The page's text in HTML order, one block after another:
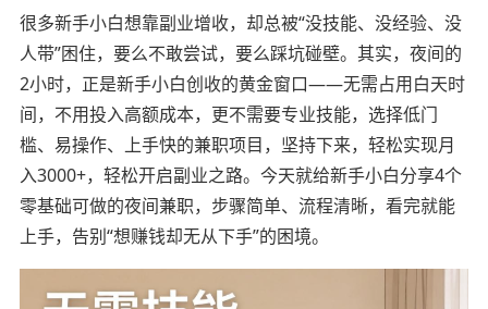
很多新手小白想靠副业增收，却总被“没技能、没经验、没
人带”困住，要么不敢尝试，要么踩坑碰壁。其实，夜间的
2小时，正是新手小白创收的黄金窗口——无需占用白天时
间，不用投入高额成本，更不需要专业技能，选择低门
槛、易操作、上手快的兼职项目，坚持下来，轻松实现月
入3000+，轻松开启副业之路。今天就给新手小白分享4个
零基础可做的夜间兼职，步骤简单、流程清晰，看完就能
上手，告别“想赚钱却无从下手”的困境。